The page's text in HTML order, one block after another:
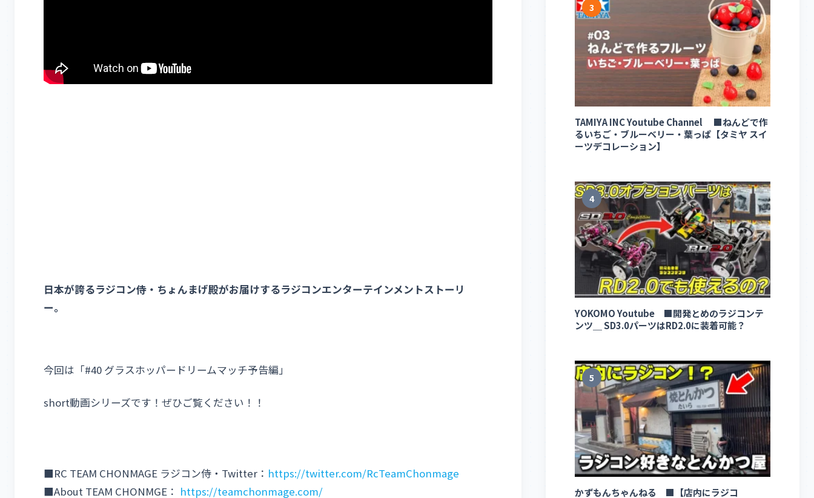
日本が誇るラジコン侍・ちょんまげ殿がお届けするラジコンエンターテインメントストーリ
ー。
今回は「#40 グラスホッパードリームマッチ予告編」
short動画シリーズです！ぜひご覧ください！！
■RC TEAM CHONMAGE ラジコン侍・Twitter： https://twitter.com/RcTeamChonmage
■About TEAM CHONMGE： https://teamchonmage.com/
3
TAMIYA INC Youtube Channel ■ねんどで作
るいちご・ブルーベリー・葉っぱ【タミヤ スイ
ーツデコレーション】
4
YOKOMO Youtube ■開発とめのラジコンテ
ンツ＿ SD3.0パーツはRD2.0に装着可能？
5
かずもんちゃんねる ■【店内にラジコ